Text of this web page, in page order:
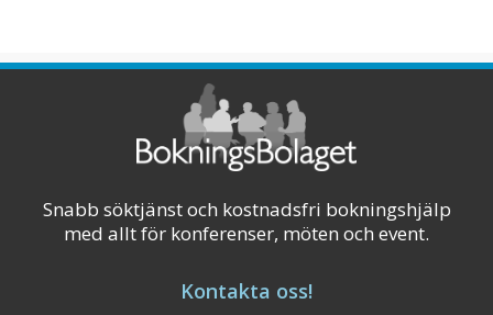
Snabb söktjänst och kostnadsfri bokningshjälp
med allt för konferenser, möten och event.
Kontakta oss!